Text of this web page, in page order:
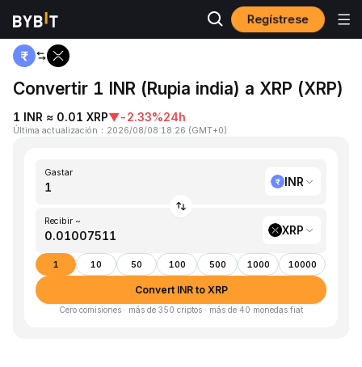
Regístrese
Inicio INR to XRP
Convertir 1 INR (Rupia india) a XRP (XRP)
1 INR ≈ 0.01 XRP▼-2.33%24h
Última actualización ： 2026/08/08 18:26 (GMT+0)
Gastar
INR
Recibir ~
XRP
1 10 50 100 500 1000 10000
Convert INR to XRP
Cero comisiones · más de 350 criptos · más de 40 monedas fiat